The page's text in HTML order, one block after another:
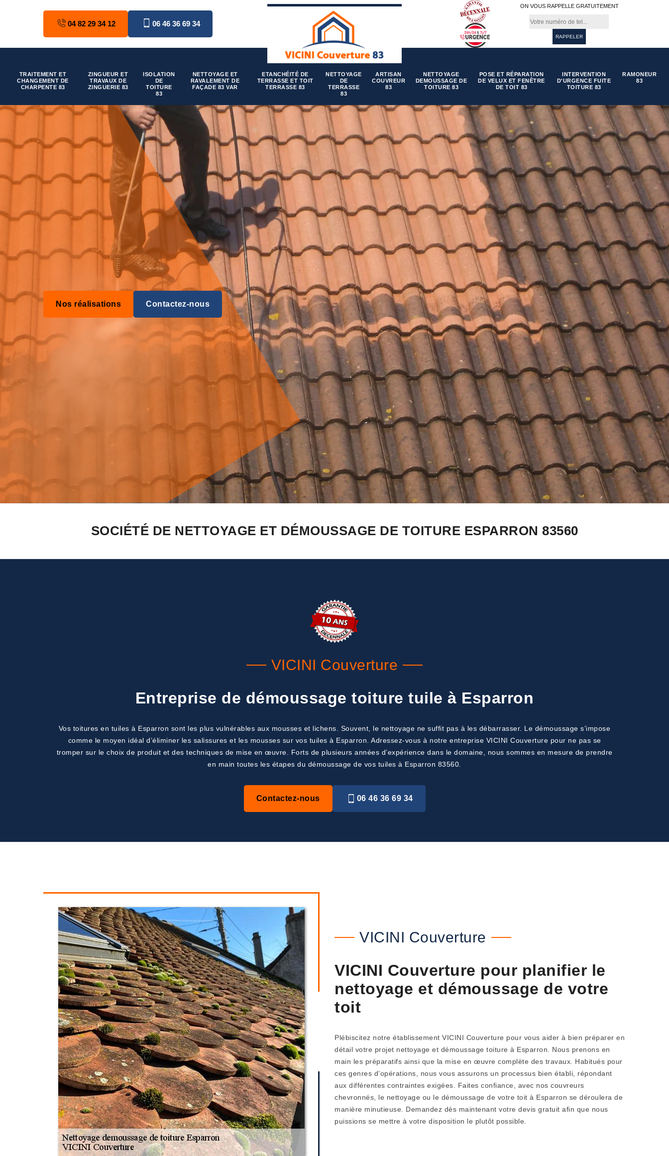
04 82 29 34 12 06 46 36 69 34
ON VOUS RAPPELLE GRATUITEMENT
TRAITEMENT ET
CHANGEMENT DE
CHARPENTE 83
ZINGUEUR ET
TRAVAUX DE
ZINGUERIE 83
ISOLATION
DE
TOITURE
83
NETTOYAGE ET
RAVALEMENT DE
FAÇADE 83 VAR
ETANCHÉITÉ DE
TERRASSE ET TOIT
TERRASSE 83
NETTOYAGE
DE
TERRASSE
83
ARTISAN
COUVREUR
83
NETTOYAGE
DEMOUSSAGE DE
TOITURE 83
POSE ET RÉPARATION
DE VELUX ET FENÊTRE
DE TOIT 83
INTERVENTION
D'URGENCE FUITE
TOITURE 83
RAMONEUR
83
Nos réalisations Contactez-nous
SOCIÉTÉ DE NETTOYAGE ET DÉMOUSSAGE DE TOITURE ESPARRON 83560
VICINI Couverture
Entreprise de démoussage toiture tuile à Esparron
Vos toitures en tuiles à Esparron sont les plus vulnérables aux mousses et lichens. Souvent, le nettoyage ne suffit pas à les débarrasser. Le démoussage s’impose
comme le moyen idéal d’éliminer les salissures et les mousses sur vos tuiles à Esparron. Adressez-vous à notre entreprise VICINI Couverture pour ne pas se
tromper sur le choix de produit et des techniques de mise en œuvre. Forts de plusieurs années d’expérience dans le domaine, nous sommes en mesure de prendre
en main toutes les étapes du démoussage de vos tuiles à Esparron 83560.
Contactez-nous 06 46 36 69 34
VICINI Couverture
VICINI Couverture pour planifier le
nettoyage et démoussage de votre
toit
Plébiscitez notre établissement VICINI Couverture pour vous aider à bien préparer en
détail votre projet nettoyage et démoussage toiture à Esparron. Nous prenons en
main les préparatifs ainsi que la mise en œuvre complète des travaux. Habitués pour
ces genres d’opérations, nous vous assurons un processus bien établi, répondant
aux différentes contraintes exigées. Faites confiance, avec nos couvreurs
chevronnés, le nettoyage ou le démoussage de votre toit à Esparron se déroulera de
manière minutieuse. Demandez dès maintenant votre devis gratuit afin que nous
puissions se mettre à votre disposition le plutôt possible.